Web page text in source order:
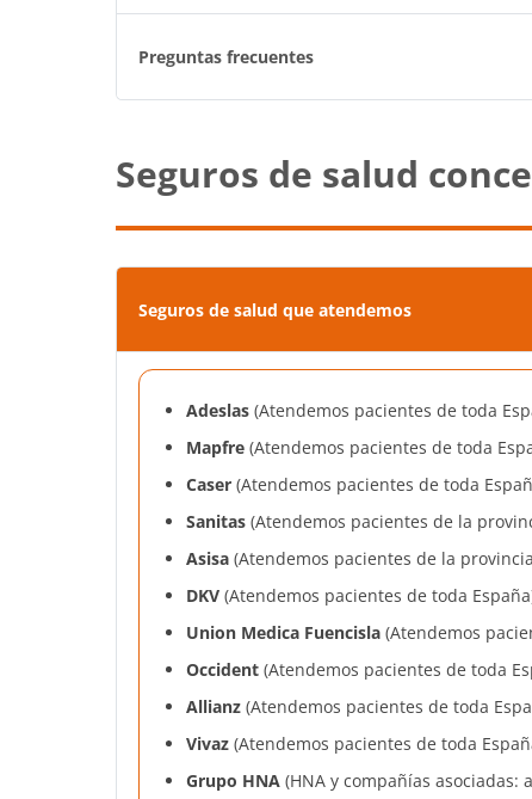
Preguntas frecuentes
Seguros de salud
Seguros de salud que atendemos
Adeslas(Atendemos pacientes de toda
Mapfre(Atendemos pacientes de toda
Caser(Atendemos pacientes de toda
Sanitas(Atendemos pacientes de la
Asisa(Atendemos pacientes de la
DKV(Atendemos pacientes de toda
Union Medica Fuencisla(Atendemos
Occident(Atendemos pacientes de toda
Allianz(Atendemos pacientes de toda
Vivaz (Atendemos pacientes de toda
Grupo HNA(HNA y compañías asociadas: